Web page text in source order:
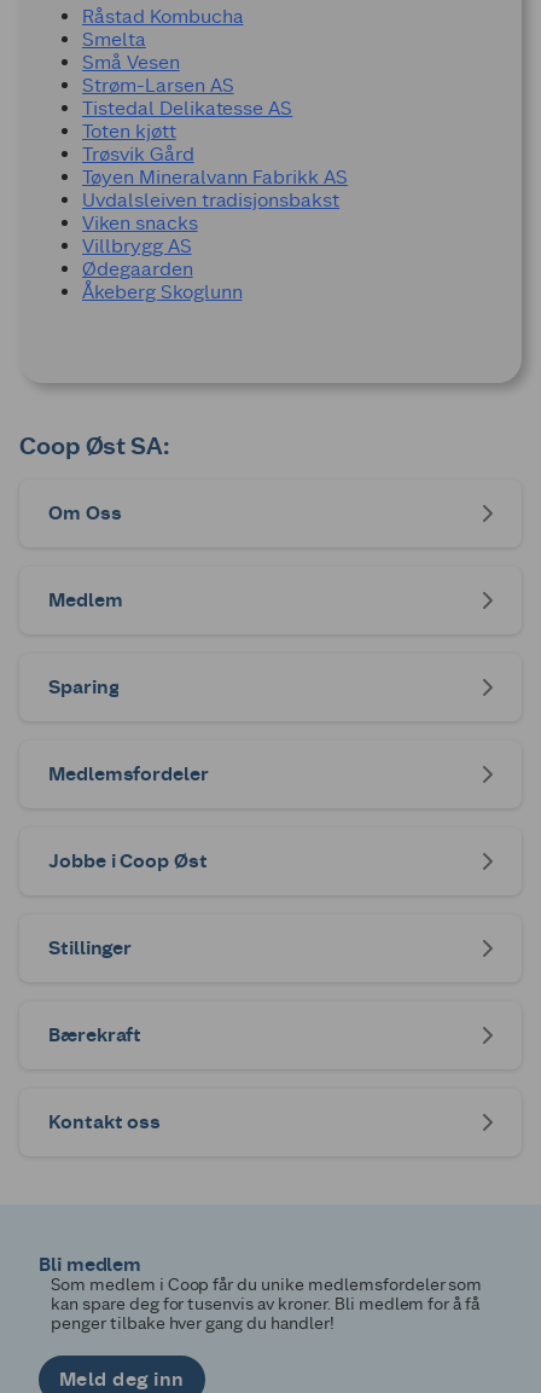
Råstad Kombucha
Smelta
Små Vesen
Strøm-Larsen AS
Tistedal Delikatesse AS
Toten kjøtt
Trøsvik Gård
Tøyen Mineralvann Fabrikk AS
Uvdalsleiven tradisjonsbakst
Viken snacks
Villbrygg AS
Ødegaarden
Åkeberg Skoglunn
Coop Øst SA:
Om Oss
Medlem
Sparing
Medlemsfordeler
Jobbe i Coop Øst
Stillinger
Bærekraft
Kontakt oss
Bli medlem
Som medlem i Coop får du unike medlemsfordeler som
kan spare deg for tusenvis av kroner. Bli medlem for å få
penger tilbake hver gang du handler!
Meld deg inn